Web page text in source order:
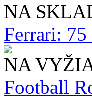
NA
Ferrari:
NA
Football